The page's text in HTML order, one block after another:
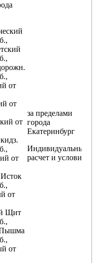
от
от
от
от
от
Щит
Пышма
от
за пределами
города
Екатеринбург
Индивидуальный
расчет и условия